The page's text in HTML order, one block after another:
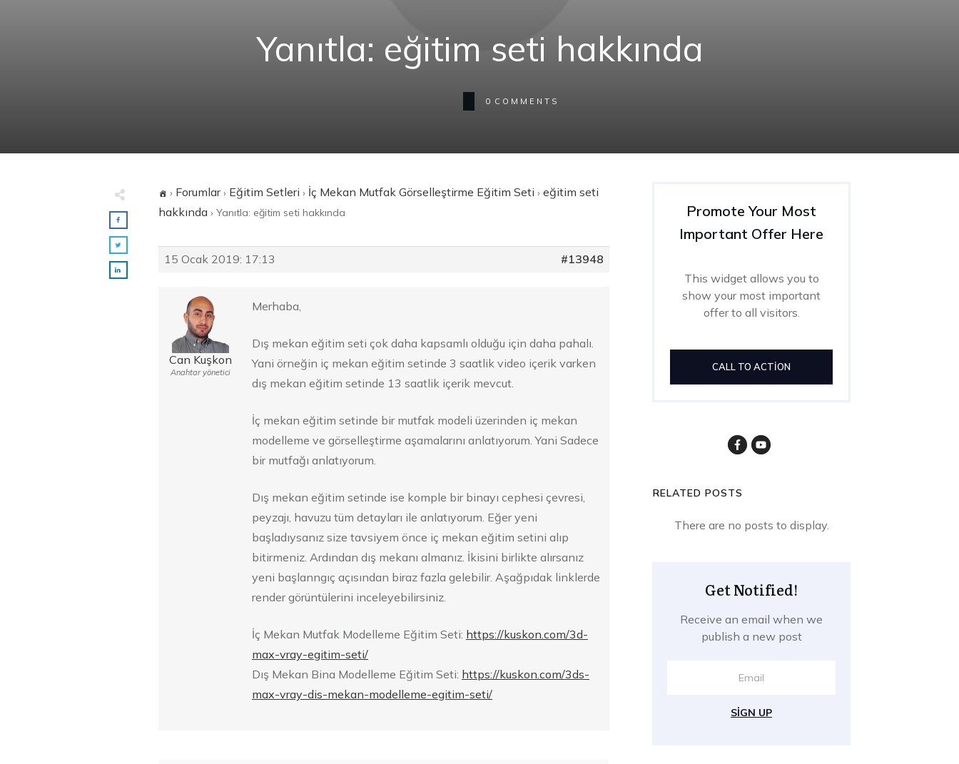
Yanıtla: eğitim seti hakkında
0 COMMENTS
› Forumlar › Eğitim Setleri › İç Mekan Mutfak Görselleştirme Eğitim Seti › eğitim seti
hakkında › Yanıtla: eğitim seti hakkında
15 Ocak 2019: 17:13 #13948
Can Kuşkon
Anahtar yönetici
Merhaba,
Dış mekan eğitim seti çok daha kapsamlı olduğu için daha pahalı.
Yani örneğin iç mekan eğitim setinde 3 saatlik video içerik varken
dış mekan eğitim setinde 13 saatlik içerik mevcut.
İç mekan eğitim setinde bir mutfak modeli üzerinden iç mekan
modelleme ve görselleştirme aşamalarını anlatıyorum. Yani Sadece
bir mutfağı anlatıyorum.
Dış mekan eğitim setinde ise komple bir binayı cephesi çevresi,
peyzajı, havuzu tüm detayları ile anlatıyorum. Eğer yeni
başladıysanız size tavsiyem önce iç mekan eğitim setini alıp
bitirmeniz. Ardından dış mekanı almanız. İkisini birlikte alırsanız
yeni başlanngıç açısından biraz fazla gelebilir. Aşağpıdak linklerde
render görüntülerini inceleyebilirsiniz.
İç Mekan Mutfak Modelleme Eğitim Seti: https://kuskon.com/3d-
max-vray-egitim-seti/
Dış Mekan Bina Modelleme Eğitim Seti: https://kuskon.com/3ds-
max-vray-dis-mekan-modelleme-egitim-seti/
Promote Your Most
Important Offer Here
This widget allows you to
show your most important
offer to all visitors.
CALL TO ACTION
RELATED POSTS
Get Notified!
Receive an email when we
publish a new post
SIGN UP